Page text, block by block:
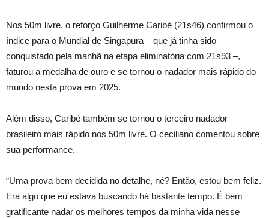
Nos 50m livre, o reforço Guilherme Caribé (21s46) confirmou o
índice para o Mundial de Singapura – que já tinha sido
conquistado pela manhã na etapa eliminatória com 21s93 –,
faturou a medalha de ouro e se tornou o nadador mais rápido do
mundo nesta prova em 2025.
Além disso, Caribé também se tornou o terceiro nadador
brasileiro mais rápido nos 50m livre. O ceciliano comentou sobre
sua performance.
“Uma prova bem decidida no detalhe, né? Então, estou bem feliz.
Era algo que eu estava buscando há bastante tempo. É bem
gratificante nadar os melhores tempos da minha vida nesse